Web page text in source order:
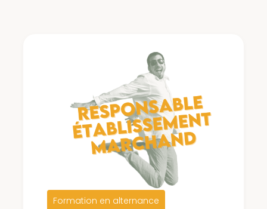
Formation en alternance